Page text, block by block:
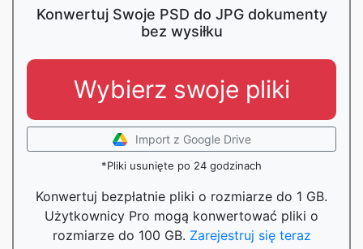
Konwertuj Swoje PSD do JPG dokumenty
bez wysiłku
Wybierz swoje pliki
Import z Google Drive
*Pliki usunięte po 24 godzinach
Konwertuj bezpłatnie pliki o rozmiarze do 1 GB.
Użytkownicy Pro mogą konwertować pliki o
rozmiarze do 100 GB. Zarejestruj się teraz